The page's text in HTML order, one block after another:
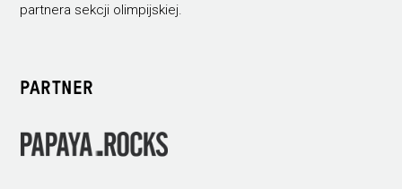
PARTNER
partnera sekcji olimpijskiej.